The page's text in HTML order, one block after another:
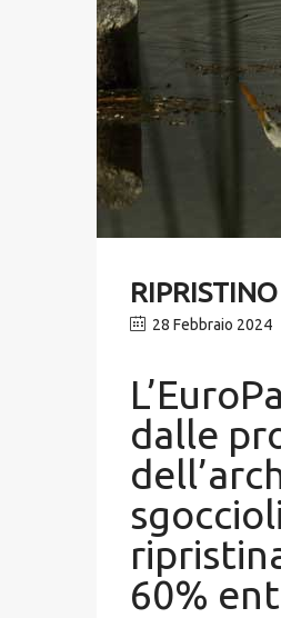
28 Febbraio 2024
dalle
60%